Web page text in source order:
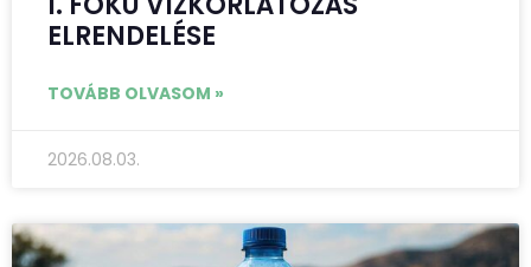
ELRENDELÉSE
TOVÁBB OLVASOM »
2026.08.03.